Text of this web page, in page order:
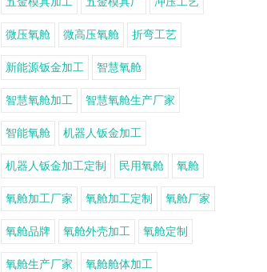
微压氧舱 微高压氧舱 折弯工艺
新能源钣金加工 智慧氧舱
智慧氧舱加工 智慧氧舱生产厂家
智能氧舱 机器人钣金加工
机器人钣金加工定制 民用氧舱 氧舱
氧舱加工厂家 氧舱加工定制 氧舱厂家
氧舱品牌 氧舱外壳加工 氧舱定制
氧舱生产厂家 氧舱舱体加工